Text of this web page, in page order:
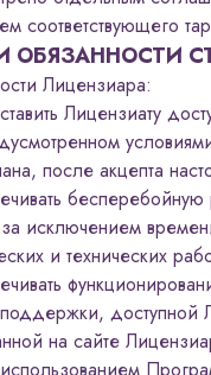
соответствующего
ОБЯЗАННОСТИ
Лицензиара:
Лицензиату
после акцепта
бесперебойную
исключением
и технических
доступной
на сайте